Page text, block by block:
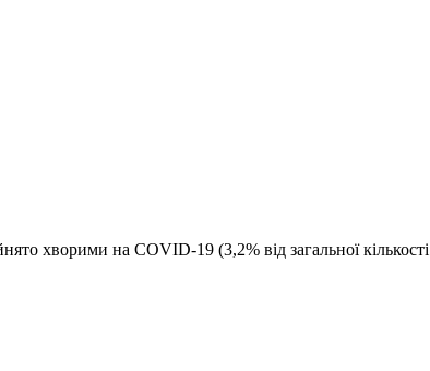
хворими на COVID-19 (3,2% від загальної